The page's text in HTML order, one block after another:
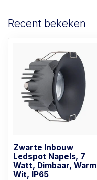
Recent bekeken
Zwarte Inbouw
Ledspot Napels, 7
Watt, Dimbaar, Warm
Wit, IP65